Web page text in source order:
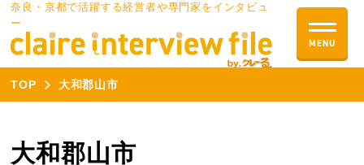
奈良・京都で活躍する経営者や専門家をインタビュ
ー
TOP 大和郡山市
大和郡山市